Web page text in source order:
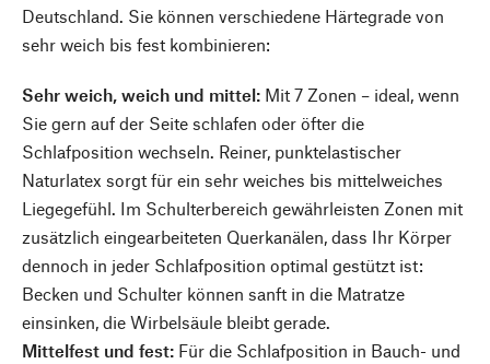
Deutschland. Sie können verschiedene Härtegrade von
sehr weich bis fest kombinieren:
Sehr weich, weich und mittel: Mit 7 Zonen – ideal, wenn
Sie gern auf der Seite schlafen oder öfter die
Schlafposition wechseln. Reiner, punktelastischer
Naturlatex sorgt für ein sehr weiches bis mittelweiches
Liegegefühl. Im Schulterbereich gewährleisten Zonen mit
zusätzlich eingearbeiteten Querkanälen, dass Ihr Körper
dennoch in jeder Schlafposition optimal gestützt ist:
Becken und Schulter können sanft in die Matratze
einsinken, die Wirbelsäule bleibt gerade.
Mittelfest und fest: Für die Schlafposition in Bauch- und